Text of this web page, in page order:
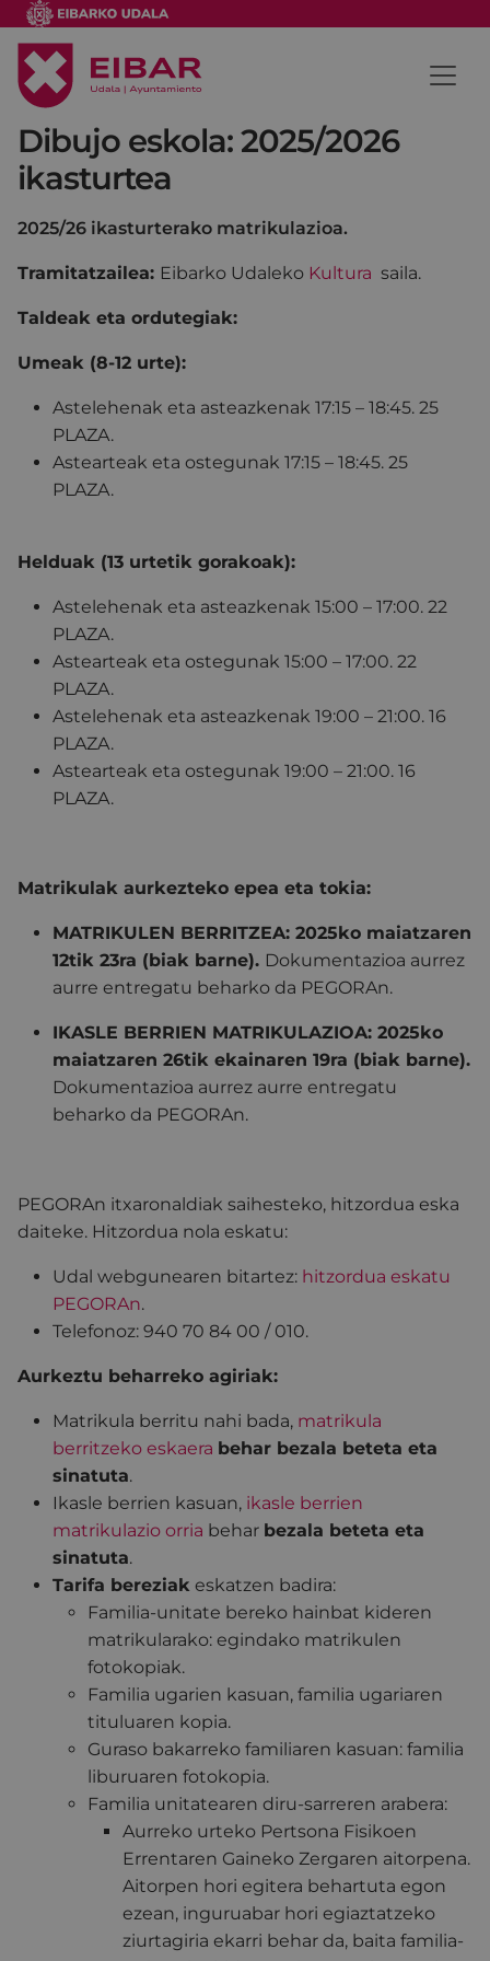
Dibujo eskola: 2025/2026
ikasturtea
2025/26 ikasturterako matrikulazioa.
Tramitatzailea: Eibarko Udaleko Kultura saila.
Taldeak eta ordutegiak:
Umeak (8-12 urte):
Astelehenak eta asteazkenak 17:15 – 18:45. 25
PLAZA.
Astearteak eta ostegunak 17:15 – 18:45. 25
PLAZA.
Helduak (13 urtetik gorakoak):
Astelehenak eta asteazkenak 15:00 – 17:00. 22
PLAZA.
Astearteak eta ostegunak 15:00 – 17:00. 22
PLAZA.
Astelehenak eta asteazkenak 19:00 – 21:00. 16
PLAZA.
Astearteak eta ostegunak 19:00 – 21:00. 16
PLAZA.
Matrikulak aurkezteko epea eta tokia:
MATRIKULEN BERRITZEA: 2025ko maiatzaren
12tik 23ra (biak barne). Dokumentazioa aurrez
aurre entregatu beharko da PEGORAn.
IKASLE BERRIEN MATRIKULAZIOA: 2025ko
maiatzaren 26tik ekainaren 19ra (biak barne).
Dokumentazioa aurrez aurre entregatu
beharko da PEGORAn.
PEGORAn itxaronaldiak saihesteko, hitzordua eska
daiteke. Hitzordua nola eskatu:
Udal webgunearen bitartez: hitzordua eskatu
PEGORAn.
Telefonoz: 940 70 84 00 / 010.
Aurkeztu beharreko agiriak:
Matrikula berritu nahi bada, matrikula
berritzeko eskaera behar bezala beteta eta
sinatuta.
Ikasle berrien kasuan, ikasle berrien
matrikulazio orria behar bezala beteta eta
sinatuta.
Tarifa bereziak eskatzen badira:
Familia-unitate bereko hainbat kideren
matrikularako: egindako matrikulen
fotokopiak.
Familia ugarien kasuan, familia ugariaren
tituluaren kopia.
Guraso bakarreko familiaren kasuan: familia
liburuaren fotokopia.
Familia unitatearen diru-sarreren arabera:
Aurreko urteko Pertsona Fisikoen
Errentaren Gaineko Zergaren aitorpena.
Aitorpen hori egitera behartuta egon
ezean, inguruabar hori egiaztatzeko
ziurtagiria ekarri behar da, baita familia-